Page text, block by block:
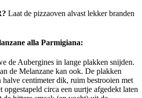
Laat de pizzaoven alvast lekker branden
alla Parmigiana:
de Aubergines in lange plakken snijden.
de Melanzane kan ook. De plakken
centimeter dik, ruim bestrooien met
opgestapeld circa een uurtje afgedekt laten